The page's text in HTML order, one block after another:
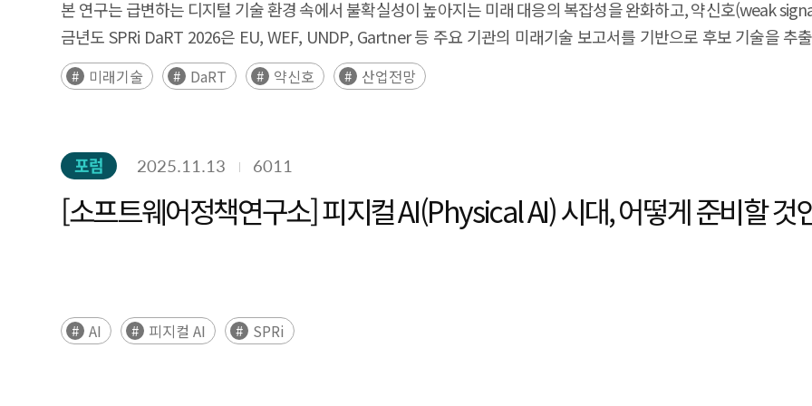
네이티브 환경의 정착은 이러한 변화의 확산 속도를 높이고 있다. 이러한 환경 변화는 향후 Vertical SaaS 시장이 헬
헬스케어 분야에서는 AI 기반 임상 문서 자동화와 의료 데이터 상호운용성에 대한 수요가 확대되면서, 향후 5년간 가장
시장에서 큰 비중을 차지하는 핵심 산업으로, 레거시 시스템의 클라우드 전환과 함께 규제·컴플라이언스 대응 수요가
SaaS 활용에 머무르기보다, 산업 도메인 지식과 현장 데이터를 결합한 AI-Native 서비스로의 전환 전략을 적극적으로
기업 간 협업을 촉진함으로써 실증 중심의 성공 사례를 창출하고, 이를 산업 전반으로 확산시키는 생태계 기반 조
operational efficiency, but also as an enabling asset that supports industrial competitiveness. The global
approximately USD 90.1 billion in 2024 to USD 205.6 billion by 2030, corresponding to an average annual
본 연구는 급변하는 디지털 기술 환경 속에서 불확실성이 높아지는 미래 대응의 복잡성을 완화하고, 약신호(weak
금년도 SPRi DaRT 2026은 EU, WEF, UNDP, Gartner 등 주요 기관의 미래기술 보고서를 기반으로 후보 기술을 추
전문가)로 구분된 델파이 조사를 통해 30대 미래 신호를 선정하였다. 전문가의 반복적 평가와 피드백 과정을 통해 신규
100개의 후보 기술 중 30개 핵심 기술이 최종 확정되었다. 분석 결과, 전년도 SPRi DaRT 2025 대비 총 16개의 신규
시각화 과정을 거쳐, 기술 시그널(약신호·부상신호·추세신호)과 미래 실현 시기(단기·중기·장기)를 한눈에 보여
불확실성, 영향력의 상대적 크기를 직관적으로 파악할 수 있도록 하였다. 또한, 본 연구는 델파이 조사 결과를 보
2007년부터 2025년까지의 arXiv 데이터를 기반으로 논문 제목을 Sentence-BERT로 임베딩하고, K-means 클러스터
해석가능성과 정책적 실효성을 향상시켰다. 또한, 약신호 조기 탐지 및 전환 예측 체계를 통해 R&D 투자 우선순위 설
미래기술 DaRT 약신호 산업전망
포럼 2025.11.13 6011
[소프트웨어정책연구소] 피지컬 AI(Physical AI) 시대, 어떻게 준비할 것
AI 피지컬 AI SPRi